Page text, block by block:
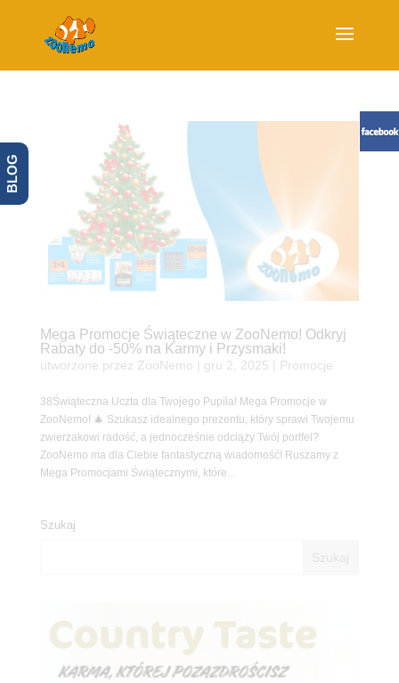
Mega Promocje Świąteczne w ZooNemo! Odkryj
Rabaty do -50% na Karmy i Przysmaki!
utworzone przez ZooNemo gru 2, 2025 Promocje
38Świąteczna Uczta dla Twojego Pupila! Mega Promocje w
ZooNemo! 🎄 Szukasz idealnego prezentu, który sprawi Twojemu
zwierzakowi radość, a jednocześnie odciąży Twój portfel?
ZooNemo ma dla Ciebie fantastyczną wiadomość! Ruszamy z
Mega Promocjami Świątecznymi, które...
Szukaj
BLOG